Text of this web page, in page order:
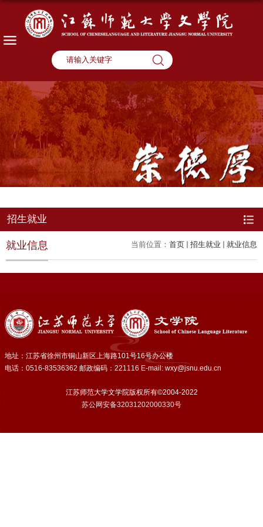
招生就业
当前位置： 首页 招生就业 就业信息
就业信息
地址：江苏省徐州市铜山新区上海路101号16号办公楼
电话：0516-83536362 邮政编码：221116 E-mail: wxy@jsnu.edu.cn
江苏师范大学文学院版权所有©2004-2022
苏公网安备32031202000330号